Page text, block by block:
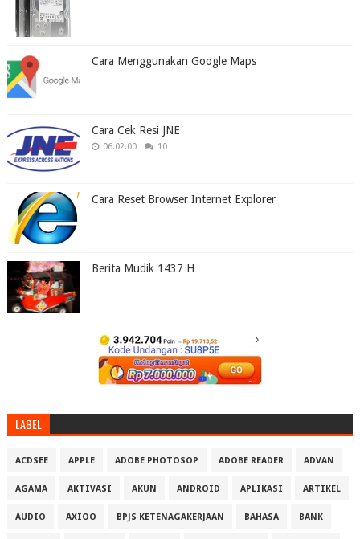
Cara Menggunakan Google Maps
Cara Cek Resi JNE
06.02.00 10
Cara Reset Browser Internet Explorer
Berita Mudik 1437 H
LABEL
ACDSEE APPLE ADOBE PHOTOSOP ADOBE READER ADVAN
AGAMA AKTIVASI AKUN ANDROID APLIKASI ARTIKEL
AUDIO AXIOO BPJS KETENAGAKERJAAN BAHASA BANK